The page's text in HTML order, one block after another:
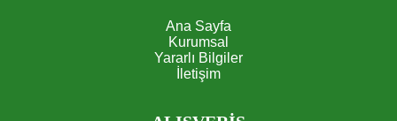
Ana Sayfa
Kurumsal
Yararlı Bilgiler
İletişim